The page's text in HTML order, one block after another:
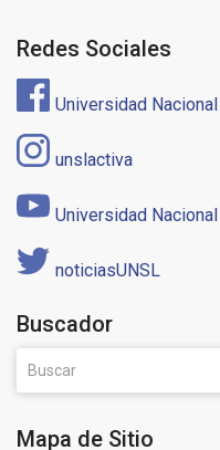
Redes Sociales
Universidad
unslactiva
Universidad
noticiasUNSL
Buscador
Mapa de Sitio